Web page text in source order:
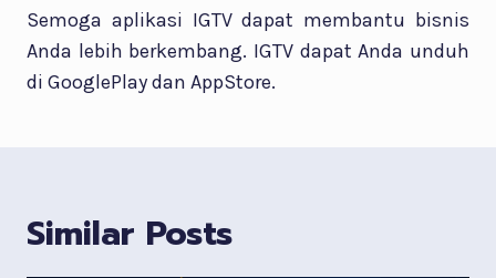
Semoga aplikasi IGTV dapat membantu bisnis
Anda lebih berkembang. IGTV dapat Anda unduh
di GooglePlay dan AppStore.
Similar Posts